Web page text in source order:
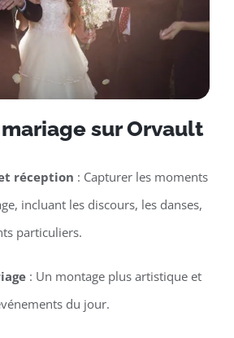
sur Orvault
réception : Capturer les moments
incluant les discours, les danses,
particuliers.
: Un montage plus artistique et
du jour.